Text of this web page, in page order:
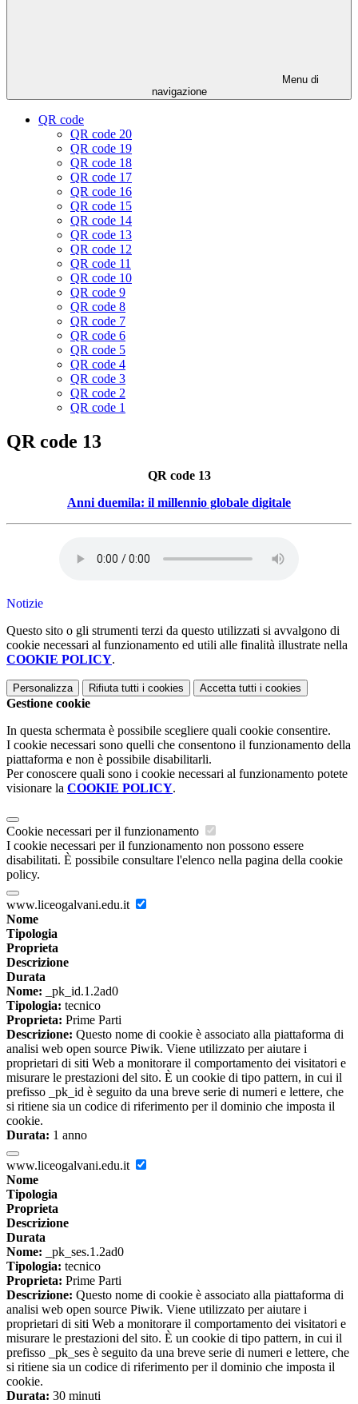
Menu di
navigazione
QR code
QR code 20
QR code 19
QR code 18
QR code 17
QR code 16
QR code 15
QR code 14
QR code 13
QR code 12
QR code 11
QR code 10
QR code 9
QR code 8
QR code 7
QR code 6
QR code 5
QR code 4
QR code 3
QR code 2
QR code 1
QR code 13
QR code 13
Anni duemila: il millennio globale digitale
Notizie
Questo sito o gli strumenti terzi da questo utilizzati si avvalgono di
cookie necessari al funzionamento ed utili alle finalità illustrate nella
COOKIE POLICY.
Personalizza Rifiuta tutti i cookies Accetta tutti i cookies
Gestione cookie
In questa schermata è possibile scegliere quali cookie consentire.
I cookie necessari sono quelli che consentono il funzionamento della
piattaforma e non è possibile disabilitarli.
Per conoscere quali sono i cookie necessari al funzionamento potete
visionare la COOKIE POLICY.
Cookie necessari per il funzionamento
I cookie necessari per il funzionamento non possono essere
disabilitati. È possibile consultare l'elenco nella pagina della cookie
policy.
www.liceogalvani.edu.it
Nome
Tipologia
Proprieta
Descrizione
Durata
Nome: _pk_id.1.2ad0
Tipologia: tecnico
Proprieta: Prime Parti
Descrizione: Questo nome di cookie è associato alla piattaforma di
analisi web open source Piwik. Viene utilizzato per aiutare i
proprietari di siti Web a monitorare il comportamento dei visitatori e
misurare le prestazioni del sito. È un cookie di tipo pattern, in cui il
prefisso _pk_id è seguito da una breve serie di numeri e lettere, che
si ritiene sia un codice di riferimento per il dominio che imposta il
cookie.
Durata: 1 anno
www.liceogalvani.edu.it
Nome
Tipologia
Proprieta
Descrizione
Durata
Nome: _pk_ses.1.2ad0
Tipologia: tecnico
Proprieta: Prime Parti
Descrizione: Questo nome di cookie è associato alla piattaforma di
analisi web open source Piwik. Viene utilizzato per aiutare i
proprietari di siti Web a monitorare il comportamento dei visitatori e
misurare le prestazioni del sito. È un cookie di tipo pattern, in cui il
prefisso _pk_ses è seguito da una breve serie di numeri e lettere, che
si ritiene sia un codice di riferimento per il dominio che imposta il
cookie.
Durata: 30 minuti